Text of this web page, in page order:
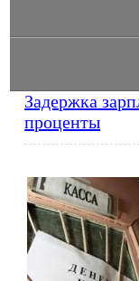
Задержка
проценты